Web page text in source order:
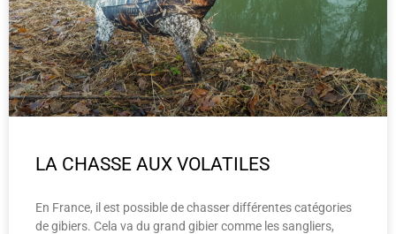
LA CHASSE AUX VOLATILES
En France, il est possible de chasser différentes catégories
de gibiers. Cela va du grand gibier comme les sangliers,